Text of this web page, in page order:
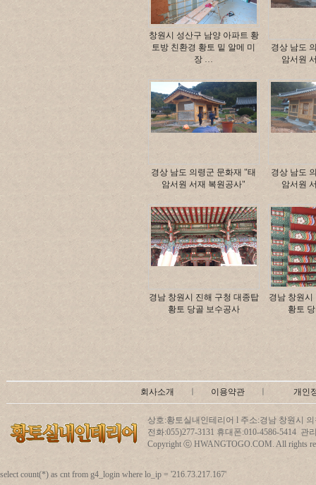
창원시 성산구 남양 아파트 황
토방 친환경 황토 밑 알메 미
장 …
경상 남도
암서원
경상 남도 의령군 문화재 "태
암서원 서재 복원공사"
경상 남도
암서원
경남 창원시 진해 구청 대종탑
황토 당골 보수공사
경남 창원시
황토
회사소개 이용약관 개인
상호:황토실내인테리어 l 주소:경남 창원시
전화:055)277-3131 휴대폰:010-4586-5414 관
Copyright ⓒ HWANGTOGO.COM. All rights
select count(*) as cnt from g4_login where lo_ip = '216.73.217.167'